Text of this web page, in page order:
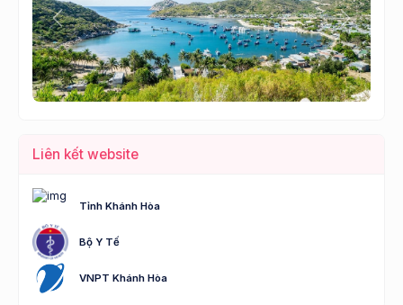
Lùi Tới
Liên kết website
Tỉnh Khánh Hòa
Bộ Y Tế
VNPT Khánh Hòa